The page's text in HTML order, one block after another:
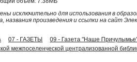
исключительно для использования в
названия произведения и ссылки на сайт
07 - ГАЗЕТЫ
09 - Газета "Наше
межпоселенческой централизованной